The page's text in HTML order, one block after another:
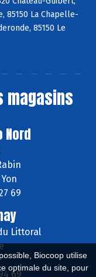
Biocoop utilise
optimale du site, pour
85150 La Chapelle-
85150 Le
magasins
Nord
69
Littoral
69